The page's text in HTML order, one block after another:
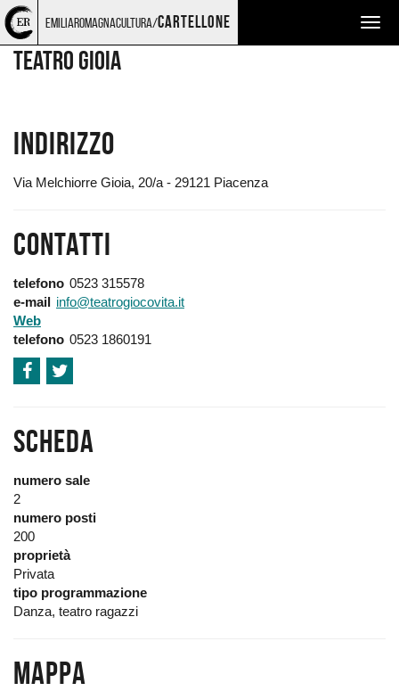
Torna
alla
home
page
Cerca
nel
sito
Salta
ai
contenuti
Salta
al
menu
principale
emiliaromagnacultura/cartellone
LUOGHI
Teatro Gioia
Indirizzo
Via Melchiorre Gioia, 20/a - 29121 Piacenza
Contatti
telefono 0523 315578
e-mail info@teatrogiocovita.it
Web
telefono 0523 1860191
Scheda
numero sale
2
numero posti
200
proprietà
Privata
tipo programmazione
Danza, teatro ragazzi
Mappa